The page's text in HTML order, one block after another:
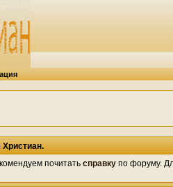
почитать справку по форуму.